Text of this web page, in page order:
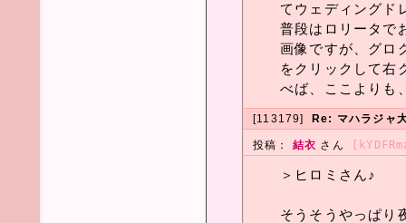
てウェディングド
普段はロリータで
画像ですが、グロ
をクリックして右
べば、ここよりも
[113179] Re: マハラジャ
投稿： 結衣 さん
＞ヒロミさん♪
そうそうやっぱり